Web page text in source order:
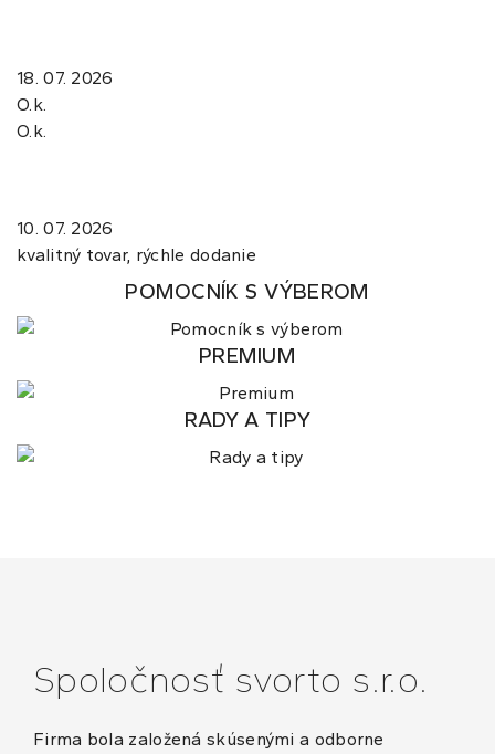
18. 07. 2026
O.k.
O.k.
10. 07. 2026
kvalitný tovar, rýchle dodanie
POMOCNÍK S VÝBEROM
PREMIUM
RADY A TIPY
Spoločnosť svorto s.r.o.
Firma bola založená skúsenými a odborne